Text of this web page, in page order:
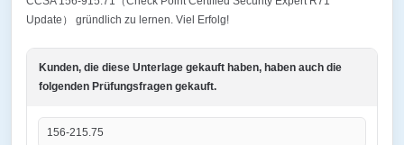
Update） gründlich zu lernen. Viel Erfolg!
Kunden, die diese Unterlage gekauft haben, haben auch die
folgenden Prüfungsfragen gekauft.
156-215.75